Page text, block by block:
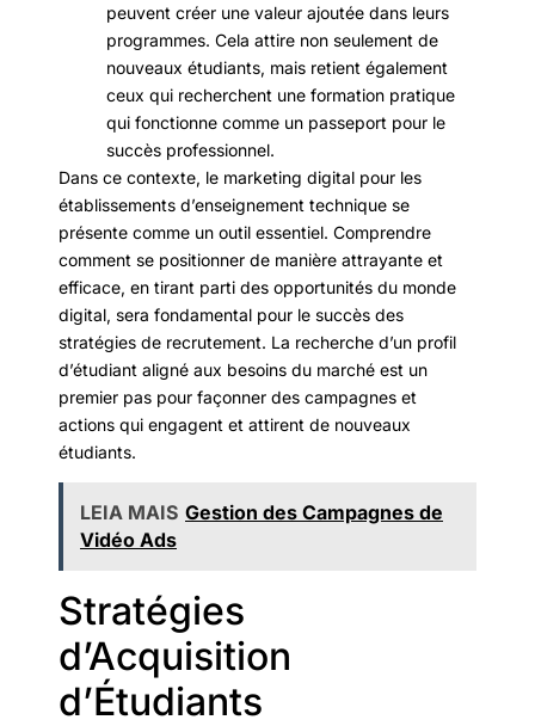
peuvent créer une valeur ajoutée dans leurs
programmes. Cela attire non seulement de
nouveaux étudiants, mais retient également
ceux qui recherchent une formation pratique
qui fonctionne comme un passeport pour le
succès professionnel.
Dans ce contexte, le marketing digital pour les
établissements d’enseignement technique se
présente comme un outil essentiel. Comprendre
comment se positionner de manière attrayante et
efficace, en tirant parti des opportunités du monde
digital, sera fondamental pour le succès des
stratégies de recrutement. La recherche d’un profil
d’étudiant aligné aux besoins du marché est un
premier pas pour façonner des campagnes et
actions qui engagent et attirent de nouveaux
étudiants.
LEIA MAIS Gestion des Campagnes de
Vidéo Ads
Stratégies
d’Acquisition
d’Étudiants